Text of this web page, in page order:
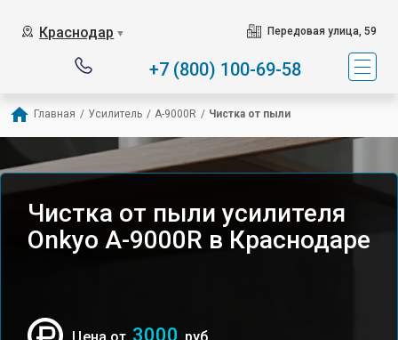
Краснодар ▼ Передовая улица, 59
+7 (800) 100-69-58
Главная / Усилитель / A-9000R / Чистка от пыли
Чистка от пыли усилителя
Onkyo A-9000R в Краснодаре
3000